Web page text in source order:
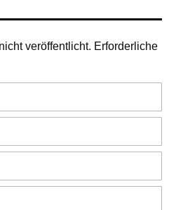
veröffentlicht. Erforderliche